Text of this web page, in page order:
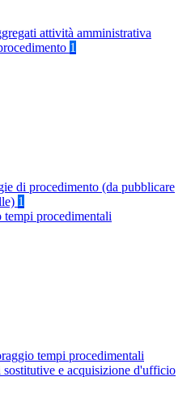
attività amministrativa
1
di procedimento (da pubblicare
1
procedimentali
tempi procedimentali
e acquisizione d'ufficio